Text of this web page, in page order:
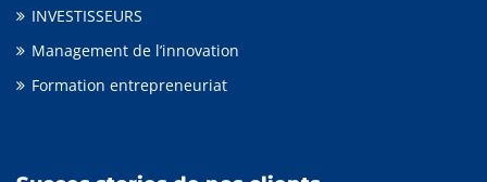
INVESTISSEURS
Management de l’innovation
Formation entrepreneuriat